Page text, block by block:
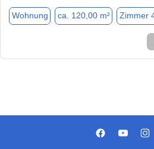
Wohnung ca. 120,00 m² Zimmer